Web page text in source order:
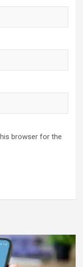
browser for the